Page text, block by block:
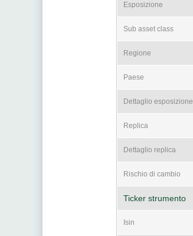
Esposizione
Sub asset class
Regione
Paese
Dettaglio esposizione
Replica
Dettaglio replica
Rischio di cambio
Ticker strumento
Isin